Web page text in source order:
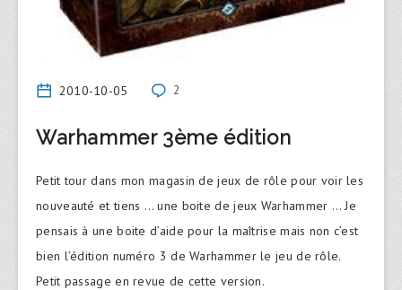
2010-10-05 2
Warhammer 3ème édition
Petit tour dans mon magasin de jeux de rôle pour voir les
nouveauté et tiens … une boite de jeux Warhammer … Je
pensais à une boite d’aide pour la maîtrise mais non c’est
bien l’édition numéro 3 de Warhammer le jeu de rôle.
Petit passage en revue de cette version.